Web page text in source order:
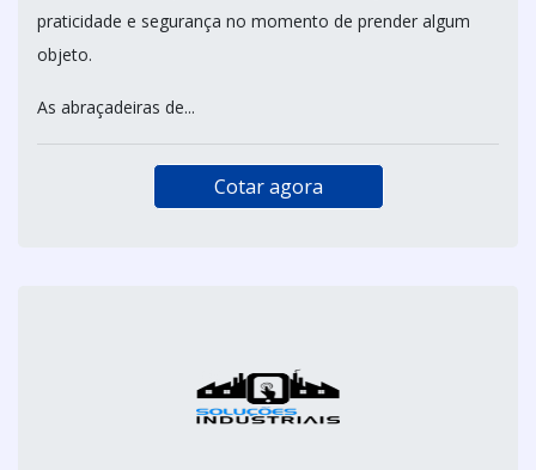
praticidade e segurança no momento de prender algum
objeto.
As abraçadeiras de...
Cotar agora